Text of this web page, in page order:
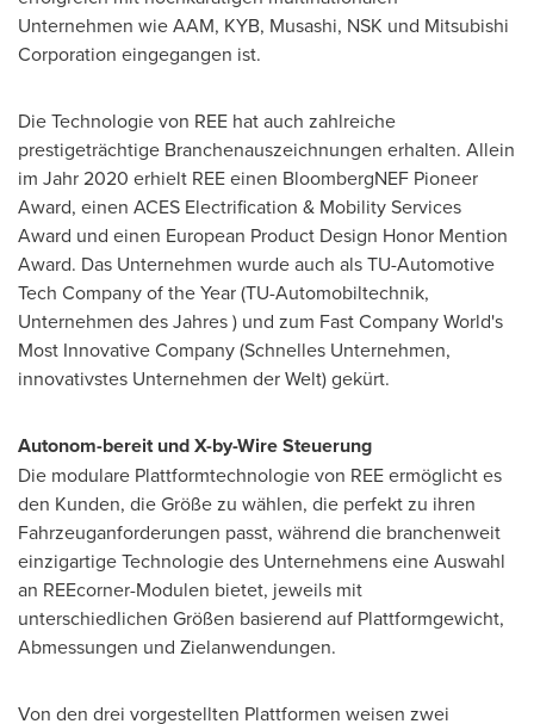
Unternehmen wie AAM, KYB, Musashi, NSK und Mitsubishi
Corporation eingegangen ist.
Die Technologie von REE hat auch zahlreiche
prestigeträchtige Branchenauszeichnungen erhalten. Allein
im Jahr 2020 erhielt REE einen BloombergNEF Pioneer
Award, einen ACES Electrification & Mobility Services
Award und einen European Product Design Honor Mention
Award. Das Unternehmen wurde auch als TU-Automotive
Tech Company of the Year (TU-Automobiltechnik,
Unternehmen des Jahres ) und zum Fast Company World's
Most Innovative Company (Schnelles Unternehmen,
innovativstes Unternehmen der Welt) gekürt.
Autonom-bereit und X-by-Wire Steuerung
Die modulare Plattformtechnologie von REE ermöglicht es
den Kunden, die Größe zu wählen, die perfekt zu ihren
Fahrzeuganforderungen passt, während die branchenweit
einzigartige Technologie des Unternehmens eine Auswahl
an REEcorner-Modulen bietet, jeweils mit
unterschiedlichen Größen basierend auf Plattformgewicht,
Abmessungen und Zielanwendungen.
Von den drei vorgestellten Plattformen weisen zwei